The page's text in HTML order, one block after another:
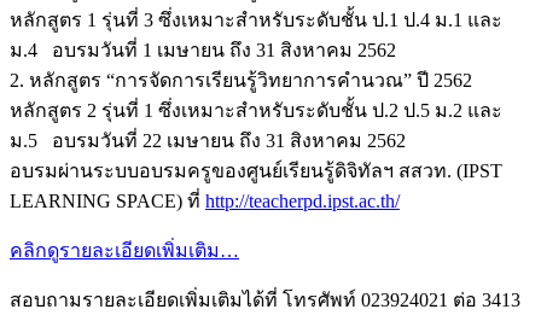
หลักสูตร 1 รุ่นที่ 3 ซึ่งเหมาะสำหรับระดับชั้น ป.1 ป.4 ม.1 และ
ม.4 อบรมวันที่ 1 เมษายน ถึง 31 สิงหาคม 2562
2. หลักสูตร “การจัดการเรียนรู้วิทยาการคำนวณ” ปี 2562
หลักสูตร 2 รุ่นที่ 1 ซึ่งเหมาะสำหรับระดับชั้น ป.2 ป.5 ม.2 และ
ม.5 อบรมวันที่ 22 เมษายน ถึง 31 สิงหาคม 2562
อบรมผ่านระบบอบรมครูของศูนย์เรียนรู้ดิจิทัลฯ สสวท. (IPST
LEARNING SPACE) ที่ http://teacherpd.ipst.ac.th/
คลิกดูรายละเอียดเพิ่มเติม…
สอบถามรายละเอียดเพิ่มเติมได้ที่ โทรศัพท์ 023924021 ต่อ 3413